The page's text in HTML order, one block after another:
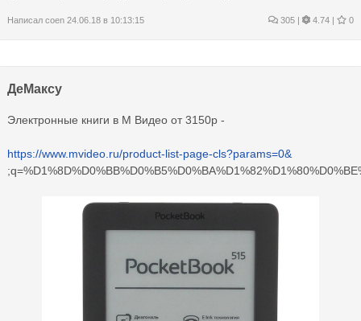
Написал coen 24.06.18 в 10:13:15 305 | 4.74 | 0
ДеМаксу
Электронные книги в М Видео от 3150р -
https://www.mvideo.ru/product-list-page-cls?params=0&